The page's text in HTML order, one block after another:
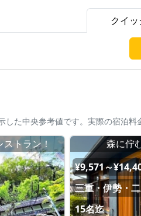
クイ
た中央参考値です。実際の宿泊料
トラン！
森に佇
¥9,571～
三重・伊勢・
15名迄